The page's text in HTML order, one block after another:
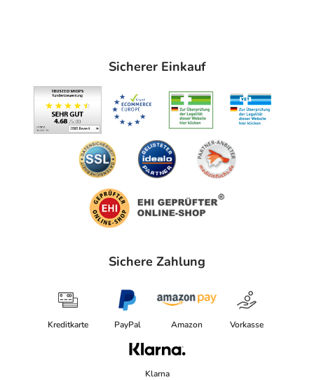
Sicherer Einkauf
Sichere Zahlung
Kreditkarte PayPal Amazon Vorkasse
Klarna